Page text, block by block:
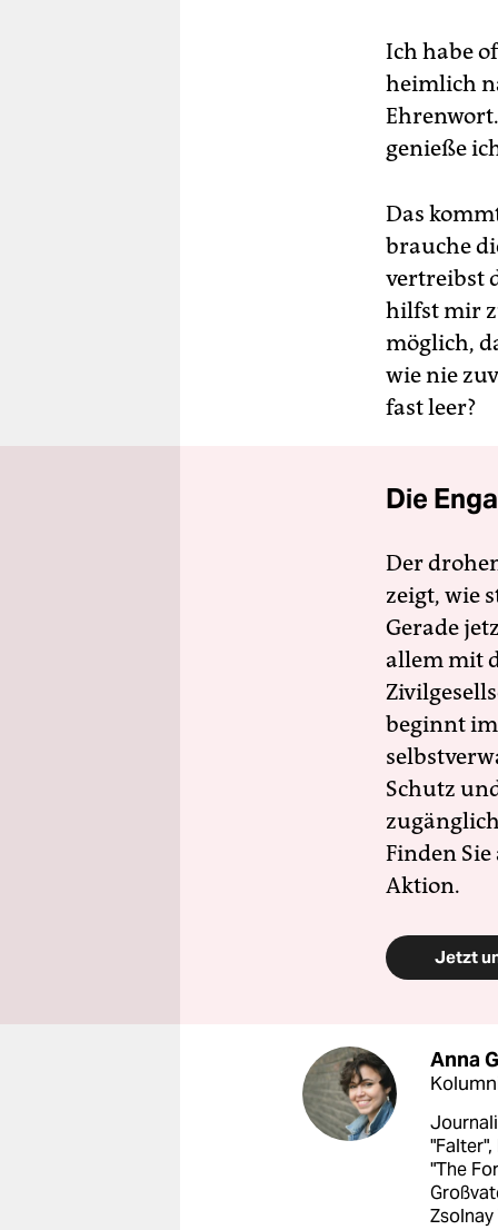
Ich habe
heimlich
genieße
Das
brauche
vertreibst
hilfst mir
möglich,
wie nie
fast leer?
Die
Der
zeigt, wie
Gerade
allem mit
beginnt
Schutz
Finden
Aktion.
Jetzt
Anna
"The